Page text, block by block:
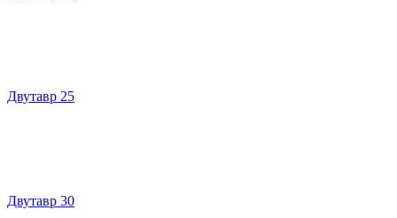
Двутавр 25
Двутавр 30